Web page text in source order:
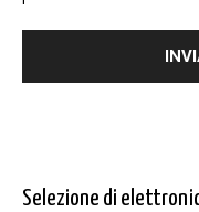
Selezione di